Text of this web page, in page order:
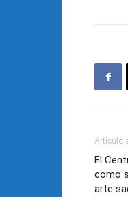
Artículo
El
como
arte